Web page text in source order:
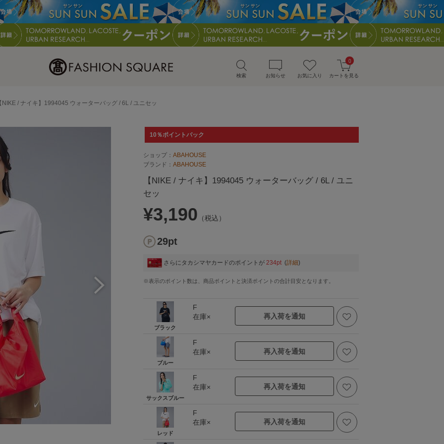
検索 お知らせ お気に入り カートを見る
0
NIKE / ナイキ】1994045 ウォーターバッグ / 6L / ユニセッ
パープル
10％ポイントバック
ショップ： ABAHOUSE
ブランド： ABAHOUSE
【NIKE / ナイキ】1994045 ウォーターバッグ / 6L / ユニ
セッ
¥3,190 （税込）
29pt
さらにタカシマヤカードのポイントが 234pt (詳細)
※表示のポイント数は、商品ポイントと決済ポイントの合計目安となります。
ブラック
F
在庫×
再入荷を通知
ブルー
F
在庫×
再入荷を通知
サックスブルー
F
在庫×
再入荷を通知
レッド
F
在庫×
再入荷を通知